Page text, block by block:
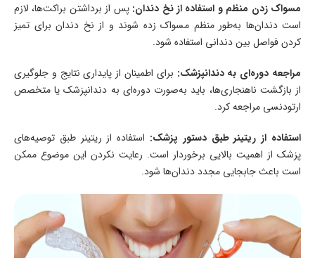
مسواک زدن منظم و استفاده از نخ دندان: پس از برداشتن براکت‌ها، لازم
است دندان‌ها به‌طور منظم مسواک زده شوند و از نخ دندان برای تمیز
کردن فواصل بین دندانی استفاده شود.
مراجعه دوره‌ای به دندانپزشک: برای اطمینان از پایداری نتایج و جلوگیری
از بازگشت ناهنجاری‌ها، باید به‌صورت دوره‌ای به دندانپزشک یا متخصص
ارتودنسی مراجعه کرد.
استفاده از ریتینر طبق دستور پزشک: استفاده از ریتینر طبق توصیه‌های
پزشک از اهمیت بالایی برخوردار است. رعایت نکردن این موضوع ممکن
است باعث جابجایی مجدد دندان‌ها شود.